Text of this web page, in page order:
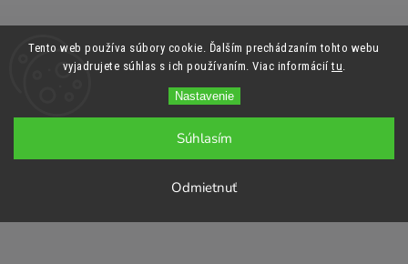
Tento web používa súbory cookie. Ďalším prechádzaním tohto webu
vyjadrujete súhlas s ich používaním. Viac informáciítu
Nastavenie
Odmietnuť
Súhlasím